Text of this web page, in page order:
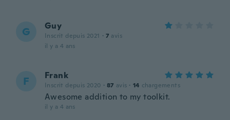
G Guy
Inscrit depuis 2021 · 7 avis
il y a 4 ans
F Frank
Inscrit depuis 2020 · 87 avis · 14 chargements
Awesome addition to my toolkit.
il y a 4 ans